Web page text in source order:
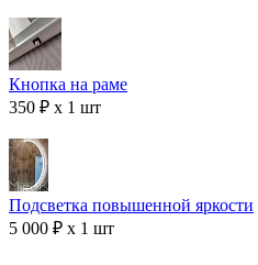
Кнопка на раме
350 ₽ x 1 шт
Подсветка повышенной яркости
5 000 ₽ x 1 шт